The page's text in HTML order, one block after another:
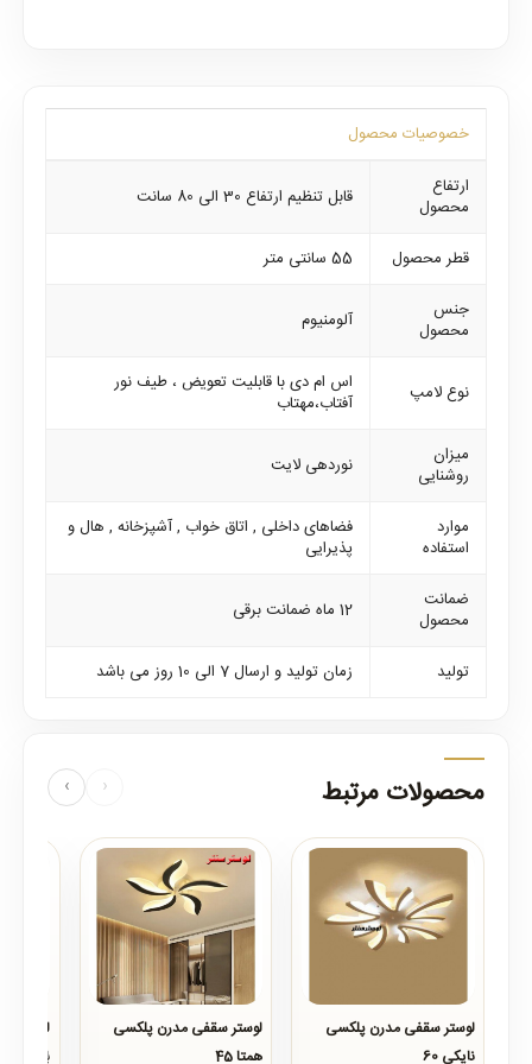
خصوصیات محصول
ارتفاع
محصول
قابل تنظیم ارتفاع 30 الی 80 سانت
قطر محصول
55 سانتی متر
جنس
محصول
آلومنیوم
نوع لامپ
اس ام دی با قابلیت تعویض ، طیف نور
آفتاب،مهتاب
میزان
روشنایی
نوردهی لایت
موارد
استفاده
فضاهای داخلی , اتاق خواب , آشپزخانه , هال و
پذیرایی
ضمانت
محصول
12 ماه ضمانت برقی
تولید زمان تولید و ارسال 7 الی 10 روز می باشد
محصولات مرتبط ‹
›
لوستر سقفی مدرن پلکسی
نایکی 60
..
لوستر سقفی مدرن پلکسی
همتا 45
..
لوستر
بیتا